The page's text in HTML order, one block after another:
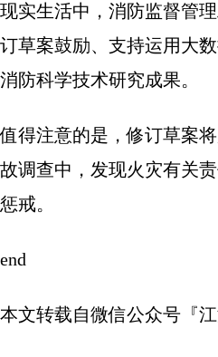
现实生活中，消防监督管
订草案鼓励、支持运用大
消防科学技术研究成果。
值得注意的是，修订草案
故调查中，发现火灾有关
惩戒。
end
本文转载自微信公众号『江